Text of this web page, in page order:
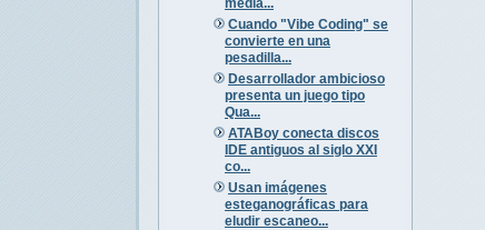
Cuando "Vibe Coding" se
convierte en una
pesadilla...
Desarrollador ambicioso
presenta un juego tipo
Qua...
ATABoy conecta discos
IDE antiguos al siglo XXI
co...
Usan imágenes
esteganográficas para
eludir escaneo...